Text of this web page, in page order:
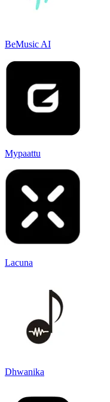
BeMusic AI
Mypaattu
Lacuna
Dhwanika